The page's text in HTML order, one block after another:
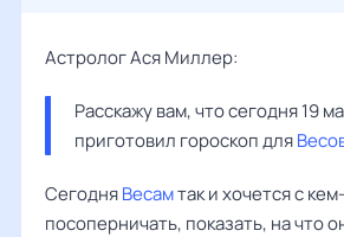
Астролог Ася Миллер:
Расскажу вам, что сегодня 19
приготовил гороскоп для
СегодняВесамтак и хочется с
посоперничать, показать, на что